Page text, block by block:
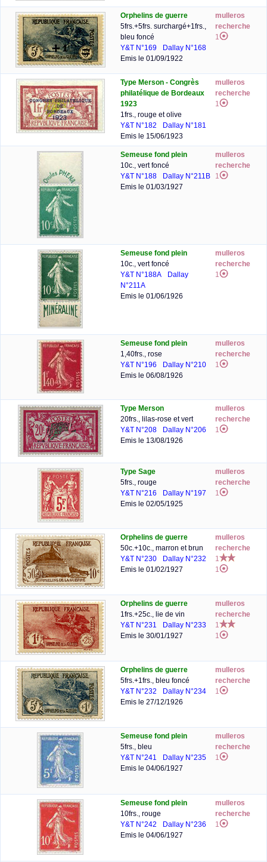
Orphelins de guerre
5frs.+5frs. surchargé+1frs.,
bleu foncé
Y&T N°169
Dallay N°168
Emis le 01/09/1922
mulleros
recherche
1
Type Merson - Congrès
philatélique de Bordeaux
1923
1frs., rouge et olive
Y&T N°182
Dallay N°181
Emis le 15/06/1923
mulleros
recherche
1
Semeuse fond plein
10c., vert foncé
Y&T N°188
Dallay N°211B
Emis le 01/03/1927
mulleros
recherche
1
Semeuse fond plein
10c., vert foncé
Y&T N°188A
Dallay
N°211A
Emis le 01/06/1926
mulleros
recherche
1
Semeuse fond plein
1,40frs., rose
Y&T N°196
Dallay N°210
Emis le 06/08/1926
mulleros
recherche
1
Type Merson
20frs., lilas-rose et vert
Y&T N°208
Dallay N°206
Emis le 13/08/1926
mulleros
recherche
1
Type Sage
5frs., rouge
Y&T N°216
Dallay N°197
Emis le 02/05/1925
mulleros
recherche
1
Orphelins de guerre
50c.+10c., marron et brun
Y&T N°230
Dallay N°232
Emis le 01/02/1927
mulleros
recherche
1
1
Orphelins de guerre
1frs.+25c., lie de vin
Y&T N°231
Dallay N°233
Emis le 30/01/1927
mulleros
recherche
1
1
Orphelins de guerre
5frs.+1frs., bleu foncé
Y&T N°232
Dallay N°234
Emis le 27/12/1926
mulleros
recherche
1
Semeuse fond plein
5frs., bleu
Y&T N°241
Dallay N°235
Emis le 04/06/1927
mulleros
recherche
1
Semeuse fond plein
10frs., rouge
Y&T N°242
Dallay N°236
Emis le 04/06/1927
mulleros
recherche
1